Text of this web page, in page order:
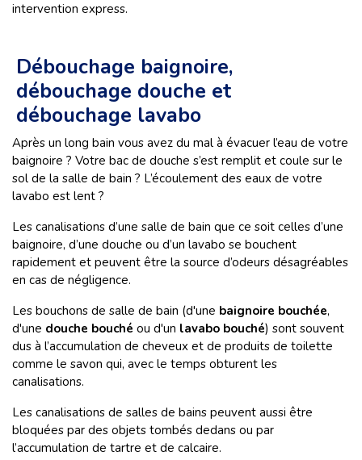
intervention express.
Débouchage baignoire,
débouchage douche et
débouchage lavabo
Après un long bain vous avez du mal à évacuer l’eau de votre
baignoire ? Votre bac de douche s’est remplit et coule sur le
sol de la salle de bain ? L’écoulement des eaux de votre
lavabo est lent ?
Les canalisations d’une salle de bain que ce soit celles d’une
baignoire, d’une douche ou d’un lavabo se bouchent
rapidement et peuvent être la source d’odeurs désagréables
en cas de négligence.
Les bouchons de salle de bain (d'une baignoire bouchée,
d'une douche bouché ou d'un lavabo bouché) sont souvent
dus à l’accumulation de cheveux et de produits de toilette
comme le savon qui, avec le temps obturent les
canalisations.
Les canalisations de salles de bains peuvent aussi être
bloquées par des objets tombés dedans ou par
l’accumulation de tartre et de calcaire.